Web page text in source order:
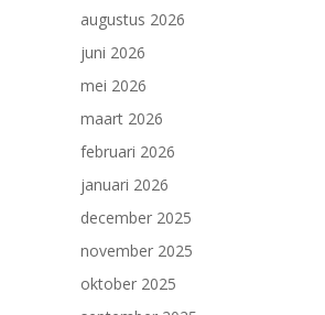
augustus 2026
juni 2026
mei 2026
maart 2026
februari 2026
januari 2026
december 2025
november 2025
oktober 2025